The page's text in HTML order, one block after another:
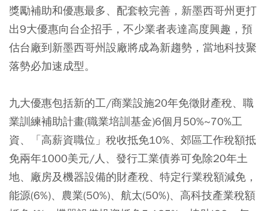
獎勵補助和優惠最多、配套較完善，新墨西哥州更打
出9大優惠向台企招手，不少業者表達高度興趣，預
估台廠到新墨西哥州設廠將成為新趨勢，當地科技聚
落勢必加速成型。
九大優惠包括新的工/商業設施20年免徵財產稅、職
業訓練補助計畫(職業培訓基金)6個月50%~70%工
資、「高薪資職位」稅收抵免10%、郊區工作稅額抵
免兩年1000美元/人、發行工業債券可免除20年土
地、廠房及機器設備的財產稅、特定行業稅額減免，
能源(6%)、農業(50%)、航太(50%)、高科技產業稅額